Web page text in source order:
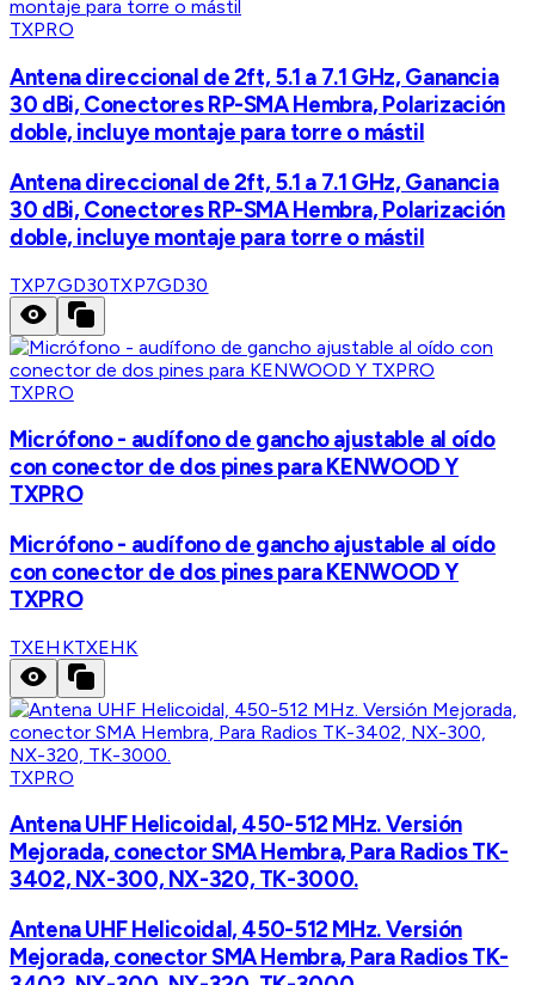
TXPRO
Antena direccional de 2ft, 5.1 a 7.1 GHz, Ganancia
30 dBi, Conectores RP-SMA Hembra, Polarización
doble, incluye montaje para torre o mástil
Antena direccional de 2ft, 5.1 a 7.1 GHz, Ganancia
30 dBi, Conectores RP-SMA Hembra, Polarización
doble, incluye montaje para torre o mástil
TXP7GD30TXP7GD30
TXPRO
Micrófono - audífono de gancho ajustable al oído
con conector de dos pines para KENWOOD Y
TXPRO
Micrófono - audífono de gancho ajustable al oído
con conector de dos pines para KENWOOD Y
TXPRO
TXEHKTXEHK
TXPRO
Antena UHF Helicoidal, 450-512 MHz. Versión
Mejorada, conector SMA Hembra, Para Radios TK-
3402, NX-300, NX-320, TK-3000.
Antena UHF Helicoidal, 450-512 MHz. Versión
Mejorada, conector SMA Hembra, Para Radios TK-